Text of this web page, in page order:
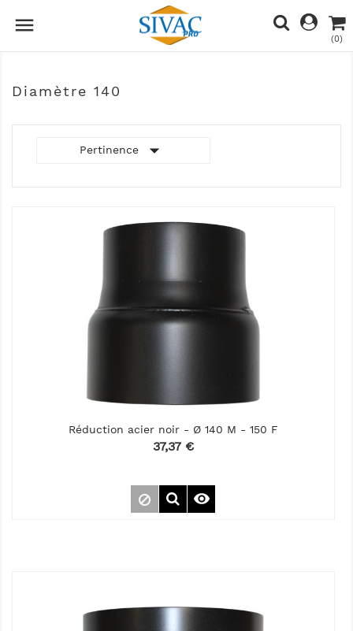

(0)
Diamètre 140
Pertinence 
Réduction acier noir - Ø 140 M - 150 F
Prix
37,37 €
